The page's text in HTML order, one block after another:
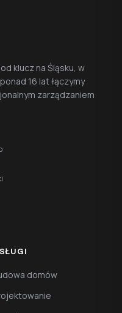
klucz na Śląsku, w
16 lat łączymy
zarządzaniem
domów